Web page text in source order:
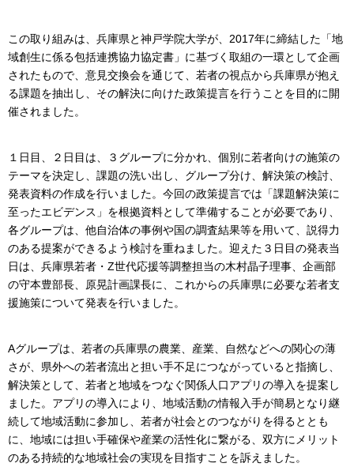
この取り組みは、兵庫県と神戸学院大学が、2017年に締結した「地
域創生に係る包括連携協力協定書」に基づく取組の一環として企画
されたもので、意見交換会を通じて、若者の視点から兵庫県が抱え
る課題を抽出し、その解決に向けた政策提言を行うことを目的に開
催されました。
１日目、２日目は、３グループに分かれ、個別に若者向けの施策の
テーマを決定し、課題の洗い出し、グループ分け、解決策の検討、
発表資料の作成を行いました。今回の政策提言では「課題解決策に
至ったエビデンス」を根拠資料として準備することが必要であり、
各グループは、他自治体の事例や国の調査結果等を用いて、説得力
のある提案ができるよう検討を重ねました。迎えた３日目の発表当
日は、兵庫県若者・Z世代応援等調整担当の木村晶子理事、企画部
の守本豊部長、原晃計画課長に、これからの兵庫県に必要な若者支
援施策について発表を行いました。
Aグループは、若者の兵庫県の農業、産業、自然などへの関心の薄
さが、県外への若者流出と担い手不足につながっていると指摘し、
解決策として、若者と地域をつなぐ関係人口アプリの導入を提案し
ました。アプリの導入により、地域活動の情報入手が簡易となり継
続して地域活動に参加し、若者が社会とのつながりを得るととも
に、地域には担い手確保や産業の活性化に繋がる、双方にメリット
のある持続的な地域社会の実現を目指すことを訴えました。